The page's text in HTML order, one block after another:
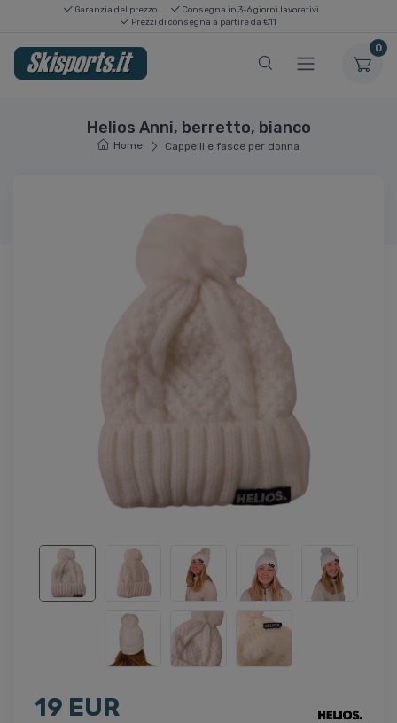
Garanzia del prezzo
Consegna in 3-6 giorni lavorativi
Prezzi di consegna a partire da €11
0
Helios Anni, berretto, bianco
Home Cappelli e fasce per donna
19 EUR